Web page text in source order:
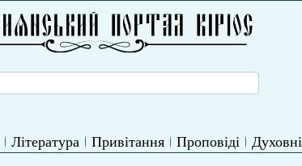
Література Привітання Проповіді